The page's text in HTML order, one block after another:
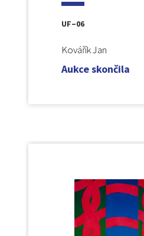
UF–06
Kovářík Jan
Aukce skončila